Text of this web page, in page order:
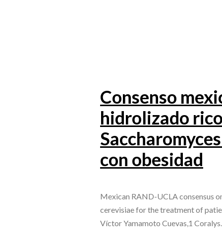
Consenso
hidrolizado
con obesidad
Mexican RAND-UCLA consensus
cerevisiae for the treatment of
Víctor Yamamoto Cuevas,1